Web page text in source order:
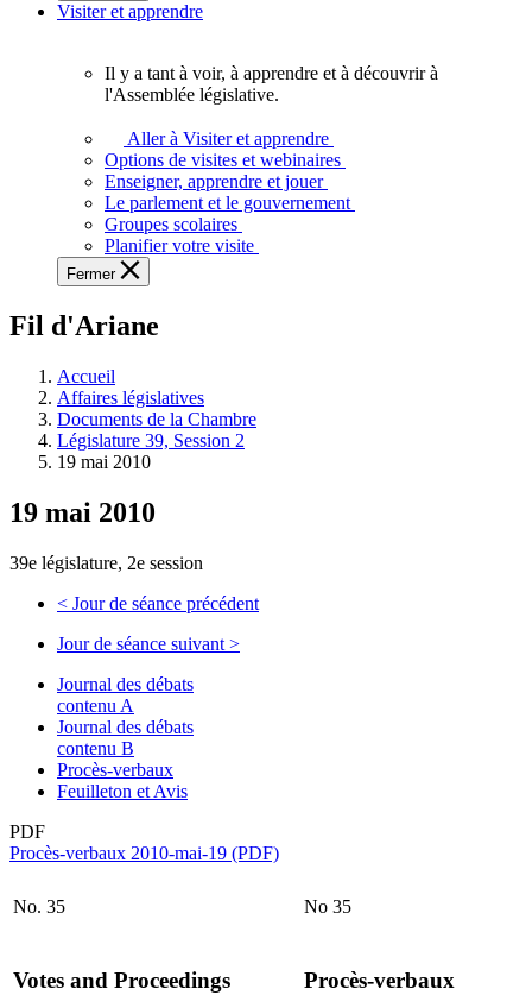
de
Visiter et apprendre
voir,
apprendre
et
à
à
législative.
Il y a tant à voir, à apprendre et à découvrir à
l'Assemblée législative.
Aller à Visiter et apprendre
Options de visites et webinaires
Enseigner, apprendre et jouer
Le parlement et le gouvernement
Groupes scolaires
Planifier votre visite
Fermer
Fil d'Ariane
Accueil
Affaires législatives
Documents de la Chambre
Législature 39, Session 2
19 mai 2010
19 mai 2010
39e législature, 2e session
< Jour de séance précédent
Jour de séance suivant >
Journal des débats
contenu A
Journal des débats
contenu B
Procès-verbaux
Feuilleton et Avis
PDF
Procès-verbaux 2010-mai-19 (PDF)
No. 35 No 35
Votes and Proceedings Procès-verbaux